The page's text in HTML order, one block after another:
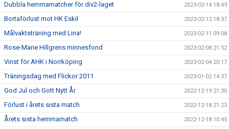
Dubbla hemmamatcher för div2-laget 2023-02-14 18:49
Bortaförlust mot HK Eskil 2023-02-12 18:37
Målvaktsträning med Lina! 2023-02-11 09:08
Rose-Marie Hillgrens minnesfond 2023-02-08 21:52
Vinst för AHK i Norrköping 2023-02-04 20:17
Träningsdag med Flickor 2011 2023-01-02 14:37
God Jul och Gott Nytt År 2022-12-19 21:30
Förlust i årets sista match 2022-12-18 21:23
Årets sista hemmamatch 2022-12-18 10:45